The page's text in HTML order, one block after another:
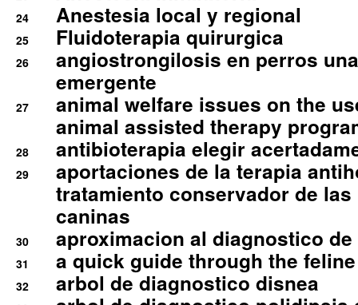
24 Anestesia local y regional
25 Fluidoterapia quirurgica
26
angiostrongilosis en perros
emergente
27
animal welfare issues on the
animal assisted therapy
28 antibioterapia elegir
29
aportaciones de la terapia
tratamiento conservador de
caninas
30 aproximacion al diagnostico
31 a quick guide through the
32 arbol de diagnostico disnea